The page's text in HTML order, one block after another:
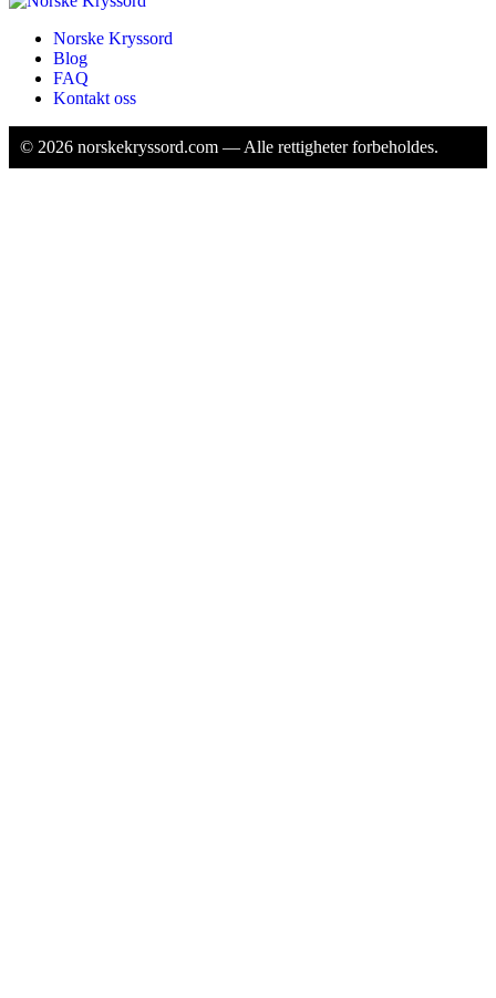
Norske Kryssord
Blog
FAQ
Kontakt oss
© 2026 norskekryssord.com — Alle rettigheter forbeholdes.